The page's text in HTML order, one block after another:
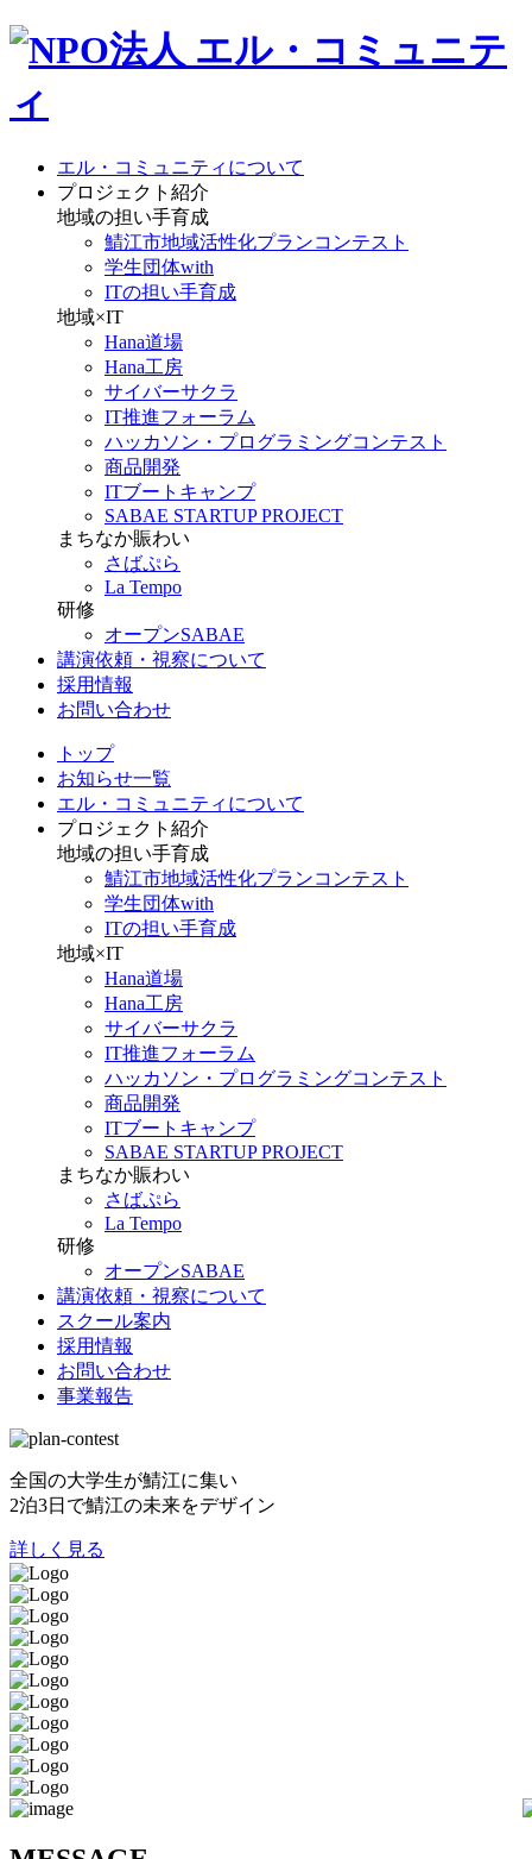
エル・コミュニティについて
プロジェクト紹介
地域の担い手育成
鯖江市地域活性化プランコンテスト
学生団体with
ITの担い手育成
地域×IT
Hana道場
Hana工房
サイバーサクラ
IT推進フォーラム
ハッカソン・プログラミングコンテスト
商品開発
ITブートキャンプ
SABAE STARTUP PROJECT
まちなか賑わい
さばぷら
La Tempo
研修
オープンSABAE
講演依頼・視察について
採用情報
お問い合わせ
トップ
お知らせ一覧
エル・コミュニティについて
プロジェクト紹介
地域の担い手育成
鯖江市地域活性化プランコンテスト
学生団体with
ITの担い手育成
地域×IT
Hana道場
Hana工房
サイバーサクラ
IT推進フォーラム
ハッカソン・プログラミングコンテスト
商品開発
ITブートキャンプ
SABAE STARTUP PROJECT
まちなか賑わい
さばぷら
La Tempo
研修
オープンSABAE
講演依頼・視察について
スクール案内
採用情報
お問い合わせ
事業報告
全国の大学生が鯖江に集い
2泊3日で鯖江の未来をデザイン
詳しく見る